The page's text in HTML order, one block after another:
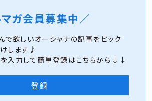
ガ会員募集中／
で欲しいオーシャナの記事をピック
します♪
を入力して簡単登録はこちらから↓↓
登録